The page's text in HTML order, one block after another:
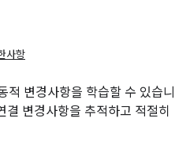
사항
변경사항을 학습할 수 있습니
변경사항을 추적하고 적절히